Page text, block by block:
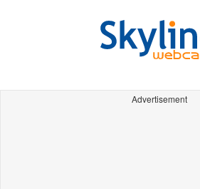
Advertisement